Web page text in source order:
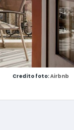
Credito foto:Airbnb